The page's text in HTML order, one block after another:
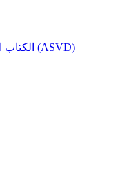
الكتاب المقدس ترجمة فانديك وسميث (ASVD)